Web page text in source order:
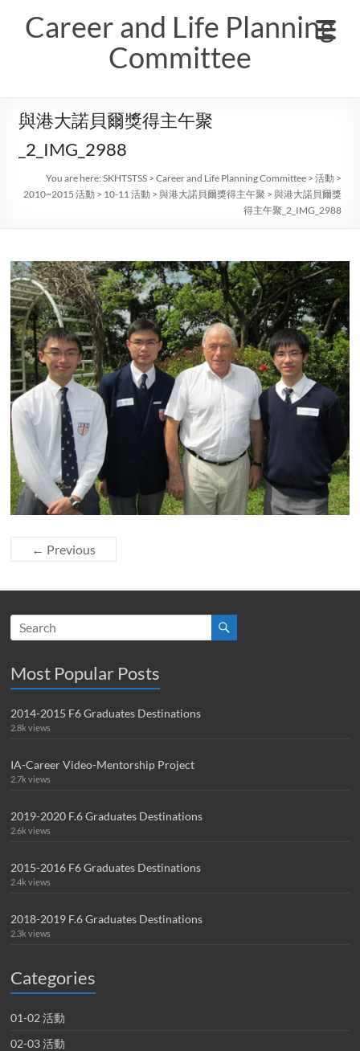
contentCareer and Life Planning
Committee
與港大諾貝爾獎得主午聚
_2_IMG_2988
You are here:SKHTSTSS >Career and Life Planning Committee >活動 >
2010~2015 活動 > 10-11 活動 >與港大諾貝爾獎得主午聚 >與港大諾貝爾獎
得主午聚_2_IMG_2988
← Previous
Most Popular Posts
2014-2015 F6 Graduates Destinations
2.8k views
IA-Career Video-Mentorship Project
2.7k views
2019-2020 F.6 Graduates Destinations
2.6k views
2015-2016 F6 Graduates Destinations
2.4k views
2018-2019 F.6 Graduates Destinations
2.3k views
Categories
01-02 活動
02-03 活動